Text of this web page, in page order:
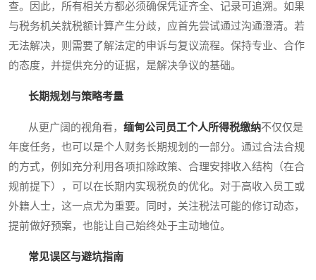
查。因此，所有相关方都必须确保凭证齐全、记录可追溯。如果
与税务机关就税额计算产生分歧，应首先尝试通过沟通澄清。若
无法解决，则需要了解法定的申诉与复议流程。保持专业、合作
的态度，并提供充分的证据，是解决争议的基础。
长期规划与策略考量
从更广阔的视角看， 缅甸公司员工个人所得税缴纳不仅仅是
年度任务，也可以是个人财务长期规划的一部分。通过合法合规
的方式，例如充分利用各项扣除政策、合理安排收入结构（在合
规前提下），可以在长期内实现税负的优化。对于高收入员工或
外籍人士，这一点尤为重要。同时，关注税法可能的修订动态，
提前做好预案，也能让自己始终处于主动地位。
常见误区与避坑指南